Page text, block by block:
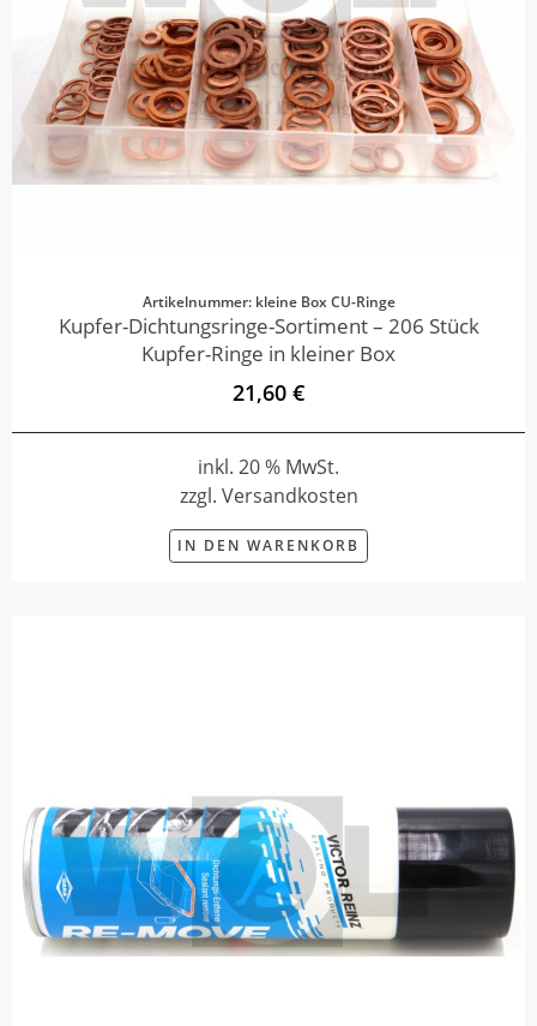
Artikelnummer: kleine Box CU-Ringe
Kupfer-Dichtungsringe-Sortiment – 206 Stück
Kupfer-Ringe in kleiner Box
21,60 €
inkl. 20 % MwSt.
zzgl. Versandkosten
IN DEN WARENKORB